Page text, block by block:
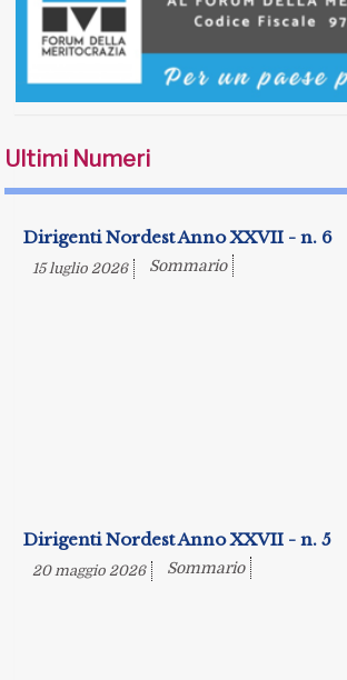
Ultimi Numeri
Dirigenti Nordest Anno XXVII - n. 6
15 luglio 2026 Sommario
Dirigenti Nordest Anno XXVII - n. 5
20 maggio 2026 Sommario